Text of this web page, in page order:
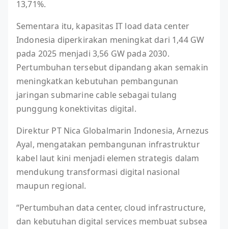
13,71%.
Sementara itu, kapasitas IT load data center
Indonesia diperkirakan meningkat dari 1,44 GW
pada 2025 menjadi 3,56 GW pada 2030.
Pertumbuhan tersebut dipandang akan semakin
meningkatkan kebutuhan pembangunan
jaringan submarine cable sebagai tulang
punggung konektivitas digital.
Direktur PT Nica Globalmarin Indonesia, Arnezus
Ayal, mengatakan pembangunan infrastruktur
kabel laut kini menjadi elemen strategis dalam
mendukung transformasi digital nasional
maupun regional.
“Pertumbuhan data center, cloud infrastructure,
dan kebutuhan digital services membuat subsea